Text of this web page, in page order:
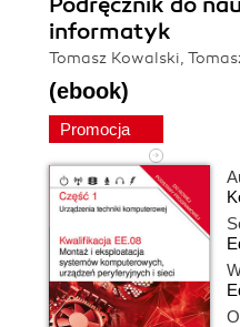
informatyk
Tomasz Kowalski,
(ebook)
Promocja